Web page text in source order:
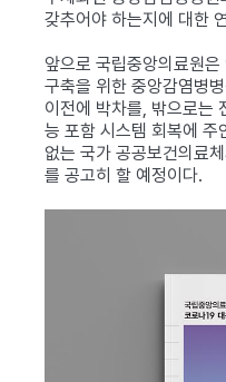
갖추어야 하는지에 대한
앞으로 국립중앙의료원은
구축을 위한 중앙감염병
이전에 박차를, 밖으로는
능 포함 시스템 회복에 주
없는 국가 공공보건의료
를 공고히 할 예정이다.